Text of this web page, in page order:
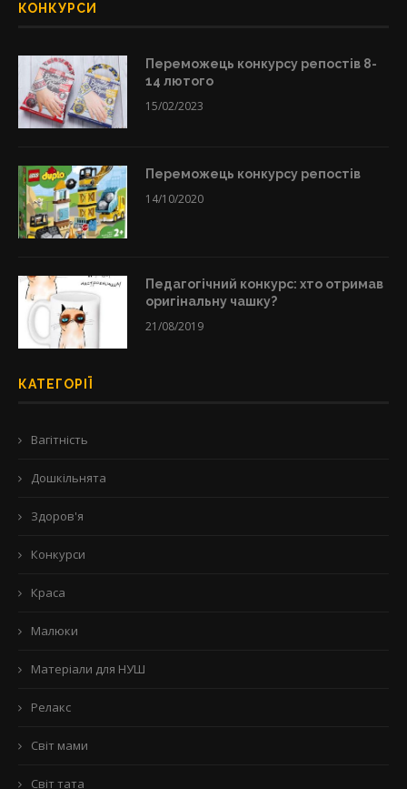
КОНКУРСИ
Переможець конкурсу репостів 8-
14 лютого
15/02/2023
Переможець конкурсу репостів
14/10/2020
Педагогічний конкурс: хто отримав
оригінальну чашку?
21/08/2019
КАТЕГОРІЇ
Вагітність
Дошкільнята
Здоров'я
Конкурси
Краса
Малюки
Матеріали для НУШ
Релакс
Світ мами
Світ тата